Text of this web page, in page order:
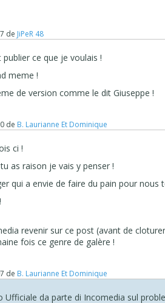
de JiPeR 48
ce que je voulais !
meme !
de version comme le dit Giuseppe !
de B. Laurianne Et Dominique
ci !
as raison je vais y penser !
qui a envie de faire du pain pour nous
revenir sur ce post (avant de
fois ce genre de galère !
de B. Laurianne Et Dominique
Ufficiale da parte di Incomedia sul